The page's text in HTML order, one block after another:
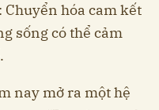
hóa cam kết
sống có thể cảm
nay mở ra một hệ